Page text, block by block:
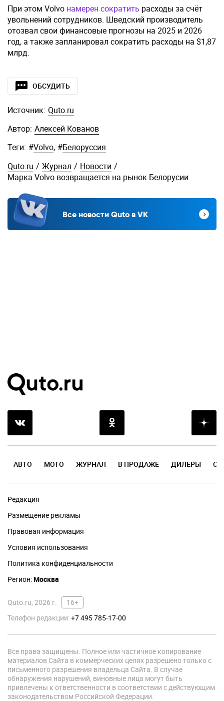
При этом Volvo намерен сократить расходы за счёт
увольнений сотрудников. Шведский производитель
отозвал свои финансовые прогнозы на 2025 и 2026
год, а также запланировал сократить расходы на $1,87
млрд.
ОБСУДИТЬ
Источник: Quto.ru
Автор: Алексей Кованов
Теги: #Volvo, #Белоруссия
Quto.ru / Журнал / Новости /
Марка Volvo возвращается на рынок Белорусии
Все новости Quto в VK
АВТО МОТО ЖУРНАЛ В ПРОДАЖЕ ДИЛЕРЫ
Редакция
Размещение рекламы
Правовая информация
Условия использования
Политика конфиденциальности
Регион:Москва
Quto.ru, 2026 г.
16+
Телефон редакции:+7 495 785-17-00
Все права защищены. Полное или частичное копирование
материалов Сайта в коммерческих целях разрешено только с
письменного разрешения владельца Сайта. В случае
обнаружения нарушений, виновные лица могут быть
привлечены к ответственности в соответствии с действующим
законодательством Российской Федерации.